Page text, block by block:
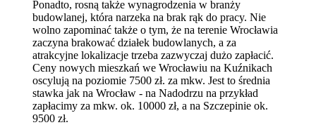
Ponadto, rosną także wynagrodzenia w branży
budowlanej, która narzeka na brak rąk do pracy. Nie
wolno zapominać także o tym, że na terenie Wrocławia
zaczyna brakować działek budowlanych, a za
atrakcyjne lokalizacje trzeba zazwyczaj dużo zapłacić.
Ceny nowych mieszkań we Wrocławiu na Kuźnikach
oscylują na poziomie 7500 zł. za mkw. Jest to średnia
stawka jak na Wrocław - na Nadodrzu na przykład
zapłacimy za mkw. ok. 10000 zł, a na Szczepinie ok.
9500 zł.